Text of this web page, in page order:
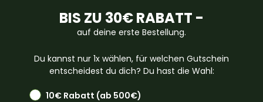
BIS ZU 30€ RABATT -
auf deine erste Bestellung.
Du kannst nur 1x wählen, für welchen Gutschein
entscheidest du dich? Du hast die Wahl:
10€ Rabatt (ab 500€)